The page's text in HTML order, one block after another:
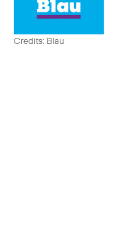
Credits: Blau